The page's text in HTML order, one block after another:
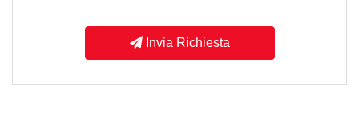
Invia Richiesta